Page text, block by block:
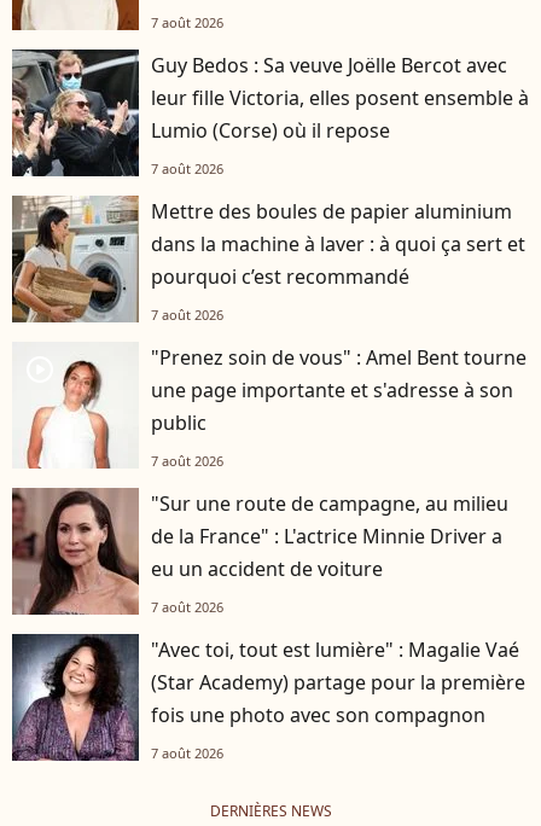
7 août 2026
Guy Bedos : Sa veuve Joëlle Bercot avec
leur fille Victoria, elles posent ensemble à
Lumio (Corse) où il repose
7 août 2026
Mettre des boules de papier aluminium
dans la machine à laver : à quoi ça sert et
pourquoi c’est recommandé
7 août 2026
"Prenez soin de vous" : Amel Bent tourne
une page importante et s'adresse à son
public
7 août 2026
"Sur une route de campagne, au milieu
de la France" : L'actrice Minnie Driver a
eu un accident de voiture
7 août 2026
"Avec toi, tout est lumière" : Magalie Vaé
(Star Academy) partage pour la première
fois une photo avec son compagnon
7 août 2026
DERNIÈRES NEWS